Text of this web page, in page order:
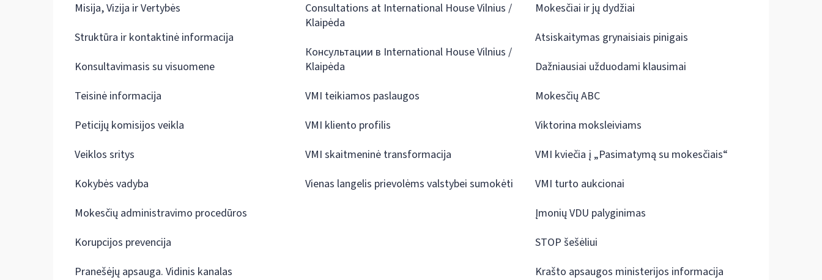
Misija, Vizija ir Vertybės
Struktūra ir kontaktinė informacija
Konsultavimasis su visuomene
Teisinė informacija
Peticijų komisijos veikla
Veiklos sritys
Kokybės vadyba
Mokesčių administravimo procedūros
Korupcijos prevencija
Pranešėjų apsauga. Vidinis kanalas
Consultations at International House Vilnius /
Klaipėda
Консультации в International House Vilnius /
Klaipėda
VMI teikiamos paslaugos
VMI kliento profilis
VMI skaitmeninė transformacija
Vienas langelis prievolėms valstybei sumokėti
Mokesčiai ir jų dydžiai
Atsiskaitymas grynaisiais pinigais
Dažniausiai užduodami klausimai
Mokesčių ABC
Viktorina moksleiviams
VMI kviečia į „Pasimatymą su mokesčiais“
VMI turto aukcionai
Įmonių VDU palyginimas
STOP šešėliui
Krašto apsaugos ministerijos informacija